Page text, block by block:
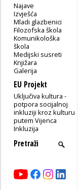
Najave
Izvješća
Mladi glazbenici
Filozofska škola
Komunikološka
škola
Medijski susreti
Knjižara
Galerija
EU Projekt
Uključiva kultura -
potpora socijalnoj
inkluziji kroz kulturu
putem Vijenca
Inkluzija